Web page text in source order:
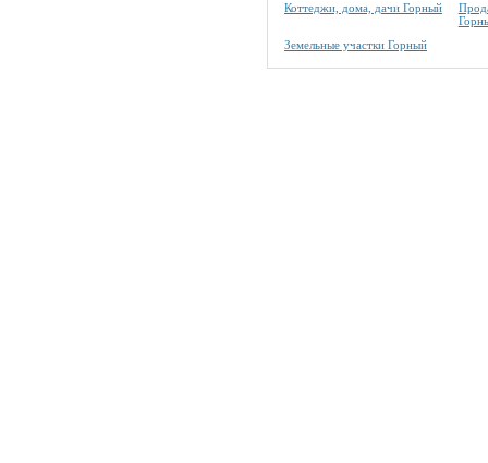
Коттеджи, дома, дачи Горный
Земельные участки Горный